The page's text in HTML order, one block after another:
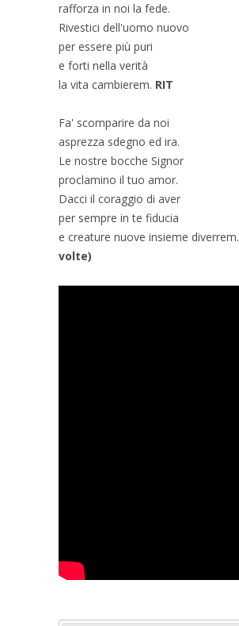
rafforza in noi la fede.
Rivestici dell'uomo nuovo
per essere più puri
e forti nella verità
la vita cambierem. RIT
Fa' scomparire da noi
asprezza sdegno ed ira.
Le nostre bocche Signor
proclamino il tuo amor.
Dacci il coraggio di aver
per sempre in te fiducia
e creature nuove insieme diverrem.
volte)